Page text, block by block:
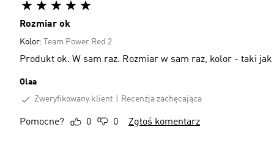
Rozmiar ok
Kolor: Team Power Red 2
Produkt ok. W sam raz. Rozmiar w sam raz, kolor - taki jak
Olaa
Zweryfikowany klient
Recenzja zachęcająca
Pomocne? 0 0 Zgłoś komentarz